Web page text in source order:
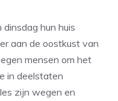
hun huis
aan de oostkust van
mensen om het
in deelstaten
zijn wegen en